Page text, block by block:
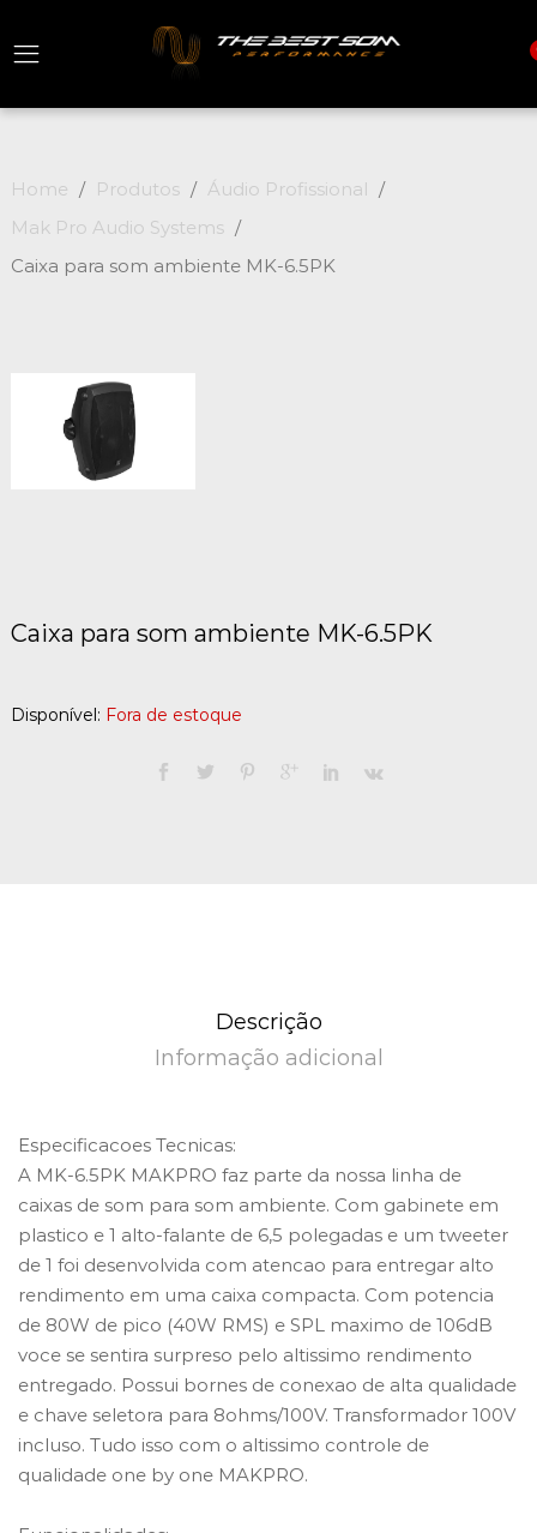
Home Produtos
Áudio Profissional
Mak Pro Audio Systems
Caixa para som ambiente MK-6.5PK
Caixa para som ambiente MK-6.5PK
Disponível: Fora de estoque
Descrição
Informação adicional
Especificacoes Tecnicas:
A MK-6.5PK MAKPRO faz parte da nossa linha de
caixas de som para som ambiente. Com gabinete em
plastico e 1 alto-falante de 6,5 polegadas e um tweeter
de 1 foi desenvolvida com atencao para entregar alto
rendimento em uma caixa compacta. Com potencia
de 80W de pico (40W RMS) e SPL maximo de 106dB
voce se sentira surpreso pelo altissimo rendimento
entregado. Possui bornes de conexao de alta qualidade
e chave seletora para 8ohms/100V. Transformador 100V
incluso. Tudo isso com o altissimo controle de
qualidade one by one MAKPRO.